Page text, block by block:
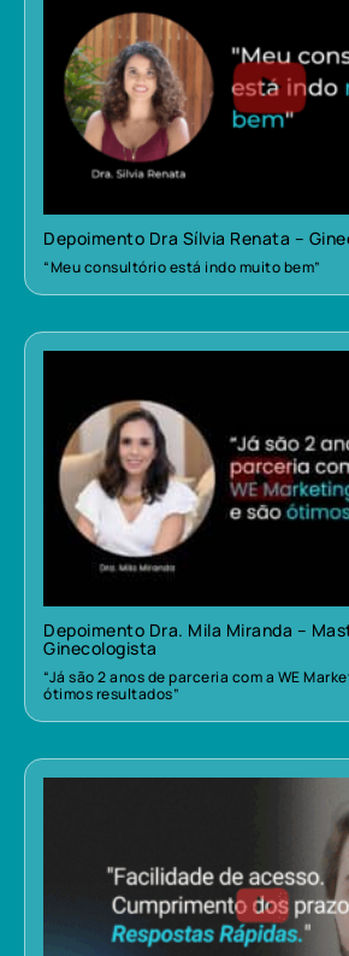
Depoimento Dra Sílvia Renata –
“Meu consultório está indo muito bem”
Depoimento Dra. Mila Miranda –
Ginecologista
“Já são 2 anos de parceria com a WE
ótimos resultados”